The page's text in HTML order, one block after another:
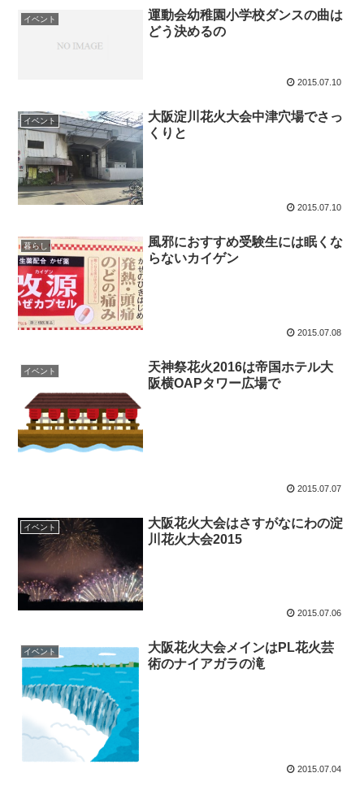
イベント
運動会幼稚園小学校ダンスの曲は
どう決めるの
2015.07.10
イベント
大阪淀川花火大会中津穴場でさっ
くりと
2015.07.10
暮らし
風邪におすすめ受験生には眠くな
らないカイゲン
2015.07.08
イベント
天神祭花火2016は帝国ホテル大
阪横OAPタワー広場で
2015.07.07
イベント
大阪花火大会はさすがなにわの淀
川花火大会2015
2015.07.06
イベント
大阪花火大会メインはPL花火芸
術のナイアガラの滝
2015.07.04